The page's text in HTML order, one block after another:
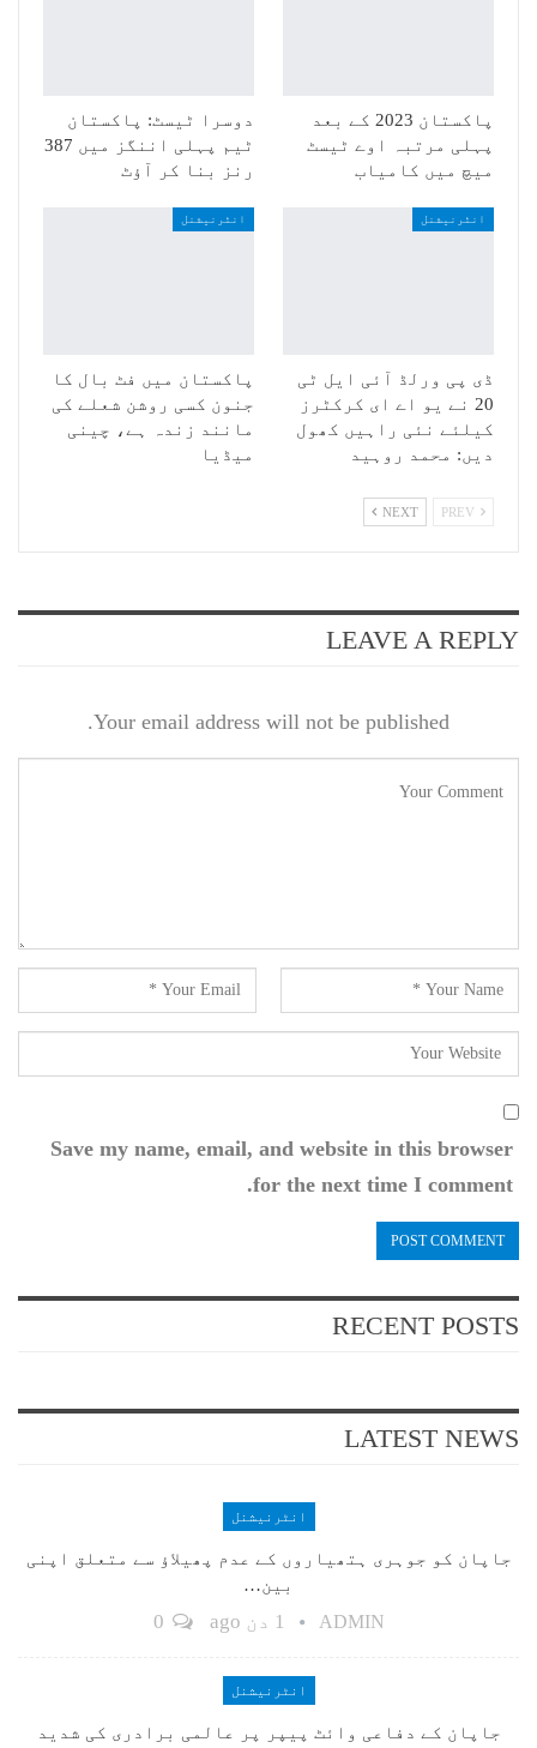
پاکستان 2023 کے بعد
پہلی مرتبہ اوے ٹیسٹ
میچ میں کامیاب
دوسرا ٹیسٹ: پاکستان
ٹیم پہلی اننگز میں 387
رنز بنا کر آؤٹ
انٹرنیشنل
ڈی پی ورلڈ آئی ایل ٹی
20 نے یو اے ای کرکٹرز
کیلئے نئی راہیں کھول
دیں: محمد روہید
انٹرنیشنل
پاکستان میں فٹ بال کا
جنون کسی روشن شعلے کی
مانند زندہ ہے، چینی
میڈیا
NEXT
LEAVE A REPLY
Your email address will not be published.
Save my name, email, and website in this browser
for the next time I comment.
RECENT POSTS
LATEST NEWS
انٹرنیشنل
جاپان کو جوہری ہتھیاروں کے عدم پھیلاؤ سے متعلق اپنی
بین…
ADMIN 1 دن ago
انٹرنیشنل
جاپان کے دفاعی وائٹ پیپر پر عالمی برادری کی شدید